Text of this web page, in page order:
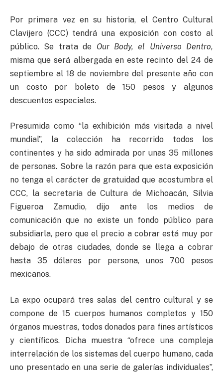
Por primera vez en su historia, el Centro Cultural
Clavijero (CCC) tendrá una exposición con costo al
público. Se trata de Our Body, el Universo Dentro,
misma que será albergada en este recinto del 24 de
septiembre al 18 de noviembre del presente año con
un costo por boleto de 150 pesos y algunos
descuentos especiales.
Presumida como “la exhibición más visitada a nivel
mundial”, la colección ha recorrido todos los
continentes y ha sido admirada por unas 35 millones
de personas. Sobre la razón para que esta exposición
no tenga el carácter de gratuidad que acostumbra el
CCC, la secretaria de Cultura de Michoacán, Silvia
Figueroa Zamudio, dijo ante los medios de
comunicación que no existe un fondo público para
subsidiarla, pero que el precio a cobrar está muy por
debajo de otras ciudades, donde se llega a cobrar
hasta 35 dólares por persona, unos 700 pesos
mexicanos.
La expo ocupará tres salas del centro cultural y se
compone de 15 cuerpos humanos completos y 150
órganos muestras, todos donados para fines artísticos
y científicos. Dicha muestra “ofrece una compleja
interrelación de los sistemas del cuerpo humano, cada
uno presentado en una serie de galerías individuales”,